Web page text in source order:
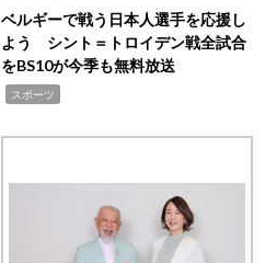
ベルギーで戦う日本人選手を応援し
よう シント＝トロイデン戦全試合
をBS10が今季も無料放送
スポーツ